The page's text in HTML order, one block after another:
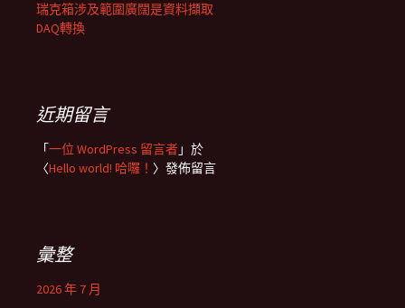
瑞克箱涉及範圍廣闊是資料擷取
DAQ轉換
近期留言
「一位 WordPress 留言者」於
〈Hello world! 哈囉！ 〉發佈留言
彙整
2026 年 7 月